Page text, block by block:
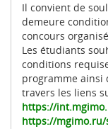
Il convient de
demeure
concours
Les étudiants
conditions
programme ainsi
travers les liens
https://
https://